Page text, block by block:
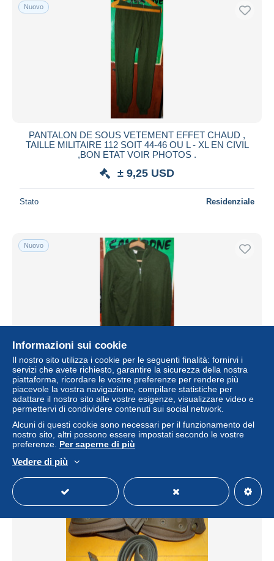
Nuovo
PANTALON DE SOUS VETEMENT EFFET CHAUD ,
TAILLE MILITAIRE 112 SOIT 44-46 OU L - XL EN CIVIL
,BON ETAT VOIR PHOTOS .
± 9,25 USD
Stato Residenziale
Nuovo
VESTE DE SOUS VETEMENT EFFET CHAUD , TAILLE
MILITAIRE 104 SOIT 41-42 OU L EN CIVIL ,BON ETAT
VOIR PHOTOS . POUR TOUT
± 9,25 USD
Stato Residenziale
Informazioni sui cookie
Il nostro sito utilizza i cookie per le seguenti finalità: fornirvi i
servizi che avete richiesto, garantire la sicurezza della nostra
piattaforma, ricordare le vostre preferenze per rendere più
piacevole la vostra navigazione, compilare statistiche per
adattare il nostro sito alle vostre esigenze, visualizzare video e
permettervi di condividere contenuti sui social network.
Alcuni di questi cookie sono necessari per il funzionamento del
nostro sito, altri possono essere impostati secondo le vostre
preferenze. Per saperne di più
Vedere di più